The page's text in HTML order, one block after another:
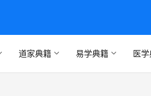
道家典籍 易学典籍 医